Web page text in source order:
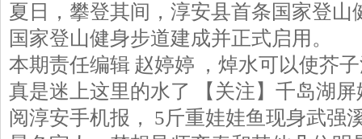
夏日，攀登其间，淳安县首条国家登
国家登山健身步道建成并正式启用。
本期责任编辑 赵婷婷 ，焯水可以使芥
真是迷上这里的水了 【关注】千岛湖
阅淳安手机报， 5斤重娃娃鱼现身武强